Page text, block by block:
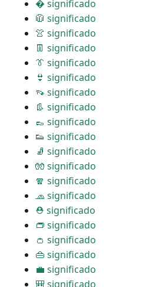
� significado
🧥 significado
👚 significado
👖 significado
👔 significado
👙 significado
👡 significado
👢 significado
👞 significado
👟 significado
🧦 significado
🧤 significado
🧣 significado
🧢 significado
⛑ significado
👝 significado
👛 significado
👜 significado
💼 significado
🎒 significado